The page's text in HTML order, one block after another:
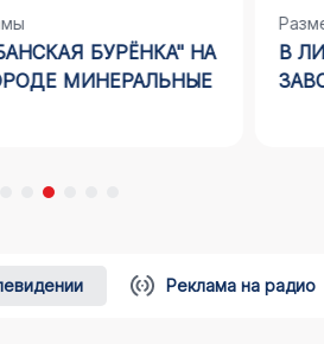
БУРЁНКА" НА
МИНЕРАЛЬНЫЕ
В
Реклама на радио